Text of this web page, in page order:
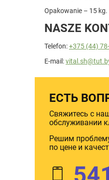
Opakowanie – 15 kg.
NASZE
Telefon:+375 (44)
E-mail:
ЕСТЬ
Свяжитесь с
обслуживании
Решим
по цене и